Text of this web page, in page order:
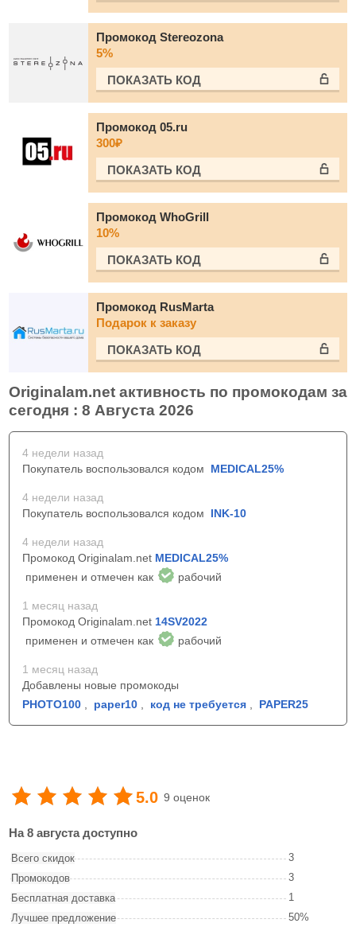
Промокод Stereozona
5%
ПОКАЗАТЬ КОД
Промокод 05.ru
300₽
ПОКАЗАТЬ КОД
Промокод WhoGrill
10%
ПОКАЗАТЬ КОД
Промокод RusMarta
Подарок к заказу
ПОКАЗАТЬ КОД
Originalam.net активность по промокодам за
сегодня : 8 Августа 2026
4 недели назад
Покупатель воспользовался кодом MEDICAL25%
4 недели назад
Покупатель воспользовался кодом INK-10
4 недели назад
Промокод Originalam.net MEDICAL25%
применен и отмечен как
рабочий
1 месяц назад
Промокод Originalam.net 14SV2022
применен и отмечен как
рабочий
1 месяц назад
Добавлены новые промокоды
PHOTO100
paper10 код не требуется PAPER25
5.0 9 оценок
На 8 августа доступно
Всего скидок
3
Промокодов
3
Бесплатная доставка
1
Лучшее предложение
50%